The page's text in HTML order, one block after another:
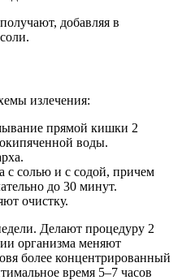
добавляя в
излечения:
прямой кишки 2
воды.
с солью и с содой, причем
до 30 минут.
очистку.
Делают процедуру 2
организма меняют
более концентрированный
время 5–7 часов